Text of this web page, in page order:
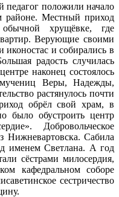
педагог положили начало
районе. Местный приход
хрущёвке, где
Верующие своими
иконостас и собирались в
радость случилась
наконец состоялось
Веры, Надежды,
растянулось почти
обрёл свой храм, в
было обустроить центр
Добровольческое
Нижневартовска. Сабила
именем Светлана. А год
сёстрами милосердия,
кафедральном соборе
сестричество